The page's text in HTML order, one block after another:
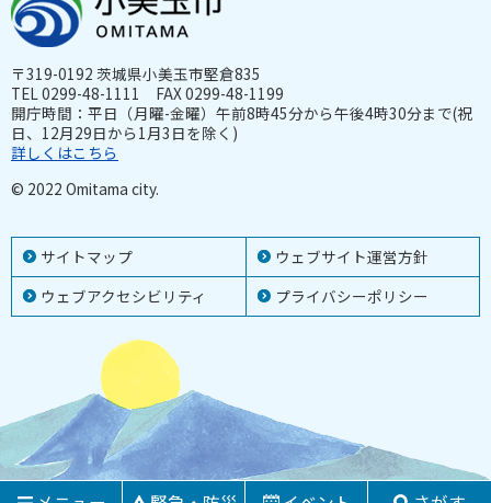
サイトマップ
ウェブサイト運営方針
ウェブアクセシビリティ
プライバシーポリシー
〒319-0192 茨城県小美玉市堅倉835
TEL 0299-48-1111 FAX 0299-48-1199
開庁時間：平日（月曜-金曜）午前8時45分から午後4時30分まで(祝
日、12月29日から1月3日を除く)
詳しくはこちら
© 2022 Omitama city.